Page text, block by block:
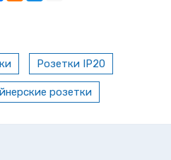
Розетки IP20
розетки